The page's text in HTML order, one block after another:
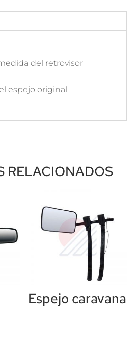
del retrovisor
espejo original
RELACIONADOS
Espejo caravana